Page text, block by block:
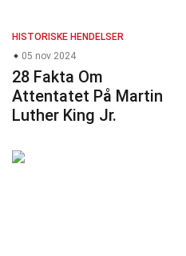
HISTORISKE HENDELSER
05 nov 2024
28 Fakta Om
Attentatet På Martin
Luther King Jr.